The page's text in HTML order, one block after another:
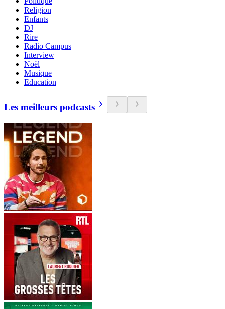
Religion
Enfants
DJ
Rire
Radio Campus
Interview
Noël
Musique
Education
Les meilleurs podcasts